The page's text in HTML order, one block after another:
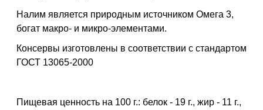
Налим является природным источником Омега 3,
богат макро- и микро-элементами.
Консервы изготовлены в соответствии с стандартом
ГОСТ 13065-2000
Пищевая ценность на 100 г.: белок - 19 г., жир - 11 г.,